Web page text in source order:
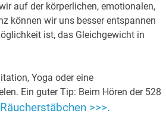
auf der körperlichen, emotionalen,
können wir uns besser entspannen
ist, das Gleichgewicht in
Yoga oder eine
Ein guter Tip: Beim Hören der 528
>>>.